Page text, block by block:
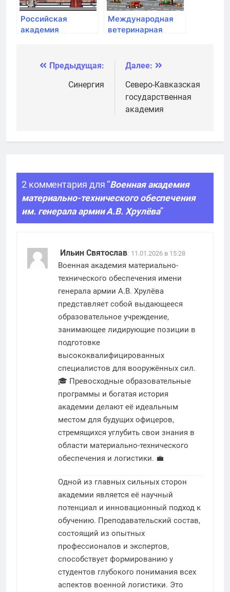
Российская
академия
государственной
службы при
Президенте РФ
Международная
ветеринарная
Навигация
Предыдущая:
Синергия
Далее:
Северо-Кавказская
государственная
академия
2 комментария для “Военная академия
материально-технического обеспечения
им. генерала армии А.В. Хрулёва”
Ильин Святослав: 11.01.2026 в 15:28
Военная академия материально-
технического обеспечения имени
генерала армии А.В. Хрулёва
представляет собой выдающееся
образовательное учреждение,
занимающее лидирующие позиции в
подготовке
высококвалифицированных
специалистов для вооружённых сил.
🎓 Превосходные образовательные
программы и богатая история
академии делают её идеальным
местом для будущих офицеров,
стремящихся углубить свои знания в
области материально-технического
обеспечения и логистики. 💼
Одной из главных сильных сторон
академии является её научный
потенциал и инновационный подход к
обучению. Преподавательский состав,
состоящий из опытных
профессионалов и экспертов,
способствует формированию у
студентов глубокого понимания всех
аспектов военной логистики. Это